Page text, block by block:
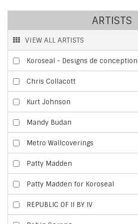
ARTISTS
VIEW ALL ARTISTS
Koroseal - Designs de
Chris Collacott
Kurt Johnson
Mandy Budan
Metro Wallcoverings
Patty Madden
Patty Madden for Koroseal
REPUBLIC OF II BY IV